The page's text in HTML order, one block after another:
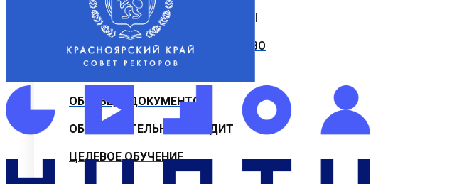
ЛОКАЛЬНЫЕ НОРМАТИВНЫЕ АКТЫ
РОССИЙСКОЕ ЗАКОНОДАТЕЛЬСТВО
ОБРАЗЦЫ ДОКУМЕНТОВ
ОБРАЗОВАТЕЛЬНЫЙ КРЕДИТ
ЦЕЛЕВОЕ ОБУЧЕНИЕ